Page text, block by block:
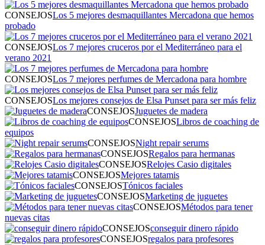
CONSEJOSLos 5 mejores desmaquillantes Mercadona que hemos
probado
CONSEJOSLos 7 mejores cruceros por el Mediterráneo para el
verano 2021
CONSEJOSLos 7 mejores perfumes de Mercadona para hombre
CONSEJOSLos mejores consejos de Elsa Punset para ser más feliz
CONSEJOSJuguetes de madera
CONSEJOSLibros de coaching de
equipos
CONSEJOSNight repair serums
CONSEJOSRegalos para hermanas
CONSEJOSRelojes Casio digitales
CONSEJOSMejores tatamis
CONSEJOSTónicos faciales
CONSEJOSMarketing de juguetes
CONSEJOSMétodos para tener
nuevas citas
CONSEJOSconseguir dinero rápido
CONSEJOSregalos para profesores